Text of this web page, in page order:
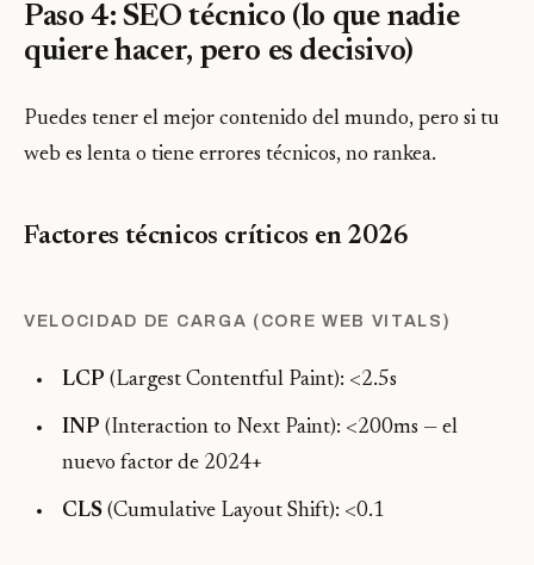
Paso 4: SEO técnico (lo que nadie
quiere hacer, pero es decisivo)
Puedes tener el mejor contenido del mundo, pero si tu
web es lenta o tiene errores técnicos, no rankea.
Factores técnicos críticos en 2026
VELOCIDAD DE CARGA (CORE WEB VITALS)
LCP (Largest Contentful Paint): <2.5s
INP (Interaction to Next Paint): <200ms — el
nuevo factor de 2024+
CLS (Cumulative Layout Shift): <0.1